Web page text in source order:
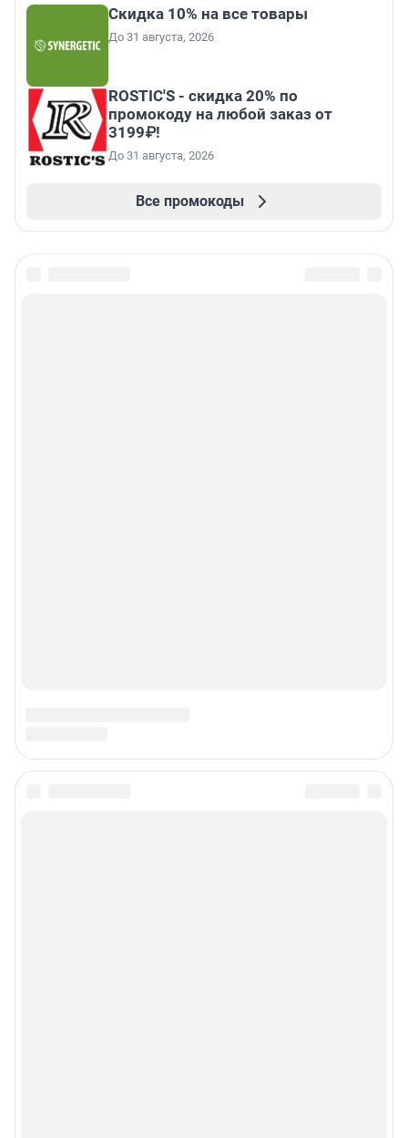
Скидка 10% на все товары
До 31 августа, 2026
ROSTIC'S - скидка 20% по
промокоду на любой заказ от
3199₽!
До 31 августа, 2026
Все промокоды